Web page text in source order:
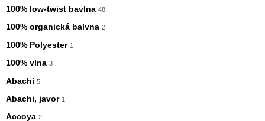
100% low-twist bavlna 48
100% organická balvna 2
100% Polyester 1
100% vlna 3
Abachi 5
Abachi, javor 1
Accoya 2